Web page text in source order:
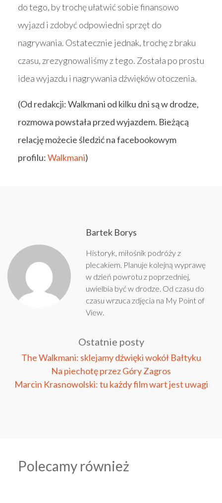
do tego, by trochę ułatwić sobie finansowo
wyjazd i zdobyć odpowiedni sprzęt do
nagrywania. Ostatecznie jednak, trochę z braku
czasu, zrezygnowaliśmy z tego. Została po prostu
idea wyjazdu i nagrywania dźwięków otoczenia.
(Od redakcji: Walkmani od kilku dni są w drodze,
rozmowa powstała przed wyjazdem. Bieżącą
relację możecie śledzić na facebookowym
profilu:Walkmani)
Bartek Borys
Historyk, miłośnik podróży z
plecakiem. Planuje kolejną wyprawę
w dzień powrotu z poprzedniej,
uwielbia być w drodze. Od czasu do
czasu wrzuca zdjęcia na My Point of
View.
Ostatnie posty
The Walkmani: sklejamy dźwięki wokół Bałtyku
Na piechotę przez Góry Zagros
Marcin Krasnowolski: tu każdy film wart jest uwagi
Polecamy również